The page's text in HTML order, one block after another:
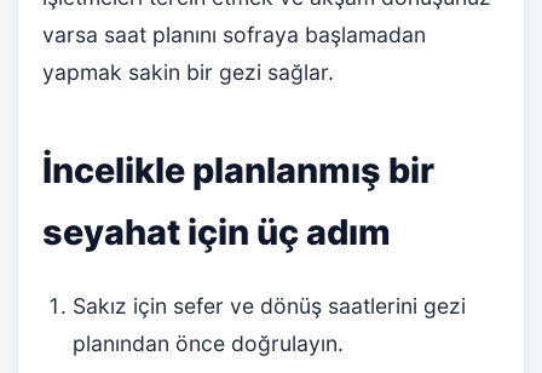
varsa saat planını sofraya başlamadan
yapmak sakin bir gezi sağlar.
İncelikle planlanmış bir
seyahat için üç adım
Sakız için sefer ve dönüş saatlerini gezi
planından önce doğrulayın.